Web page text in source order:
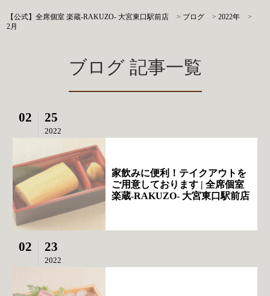
【公式】全席個室 楽蔵‐RAKUZO‐ 大宮東口駅前店 > ブログ >2022年
>
2月
ブログ 記事一覧
02 25
2022
家飲みに便利！テイクアウトを
ご用意しております | 全席個室
楽蔵‐RAKUZO‐ 大宮東口駅前店
02 23
2022